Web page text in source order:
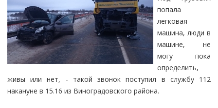
попала
легковая
машина, люди в
машине, не
могу пока
определить,
живы или нет, - такой звонок поступил в службу 112
накануне в 15.16 из Виноградовского района.